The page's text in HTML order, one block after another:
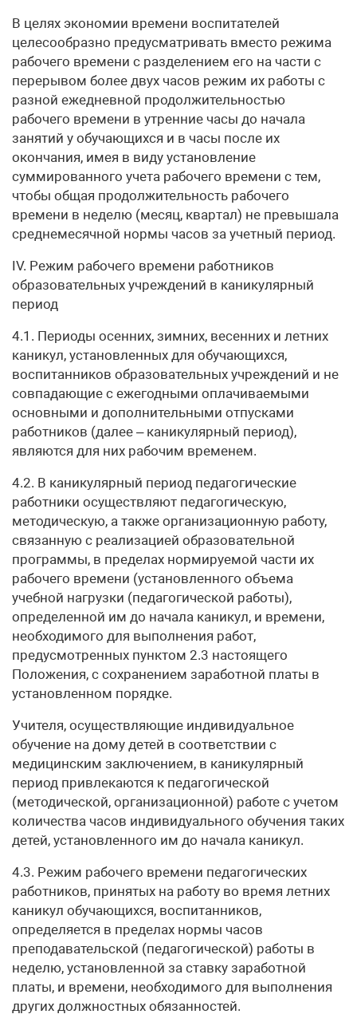
В целях экономии времени воспитателей
целесообразно предусматривать вместо режима
рабочего времени с разделением его на части с
перерывом более двух часов режим их работы с
разной ежедневной продолжительностью
рабочего времени в утренние часы до начала
занятий у обучающихся и в часы после их
окончания, имея в виду установление
суммированного учета рабочего времени с тем,
чтобы общая продолжительность рабочего
времени в неделю (месяц, квартал) не превышала
среднемесячной нормы часов за учетный период.
IV. Режим рабочего времени работников
образовательных учреждений в каникулярный
период
4.1. Периоды осенних, зимних, весенних и летних
каникул, установленных для обучающихся,
воспитанников образовательных учреждений и не
совпадающие с ежегодными оплачиваемыми
основными и дополнительными отпусками
работников (далее – каникулярный период),
являются для них рабочим временем.
4.2. В каникулярный период педагогические
работники осуществляют педагогическую,
методическую, а также организационную работу,
связанную с реализацией образовательной
программы, в пределах нормируемой части их
рабочего времени (установленного объема
учебной нагрузки (педагогической работы),
определенной им до начала каникул, и времени,
необходимого для выполнения работ,
предусмотренных пунктом 2.3 настоящего
Положения, с сохранением заработной платы в
установленном порядке.
Учителя, осуществляющие индивидуальное
обучение на дому детей в соответствии с
медицинским заключением, в каникулярный
период привлекаются к педагогической
(методической, организационной) работе с учетом
количества часов индивидуального обучения таких
детей, установленного им до начала каникул.
4.3. Режим рабочего времени педагогических
работников, принятых на работу во время летних
каникул обучающихся, воспитанников,
определяется в пределах нормы часов
преподавательской (педагогической) работы в
неделю, установленной за ставку заработной
платы, и времени, необходимого для выполнения
других должностных обязанностей.